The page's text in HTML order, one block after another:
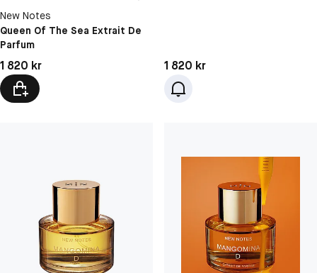
New Notes
Queen Of The Sea Extrait De
Parfum
Pris: 1 820 kr
1 820 kr Pris: 1 820 kr
1 820 kr